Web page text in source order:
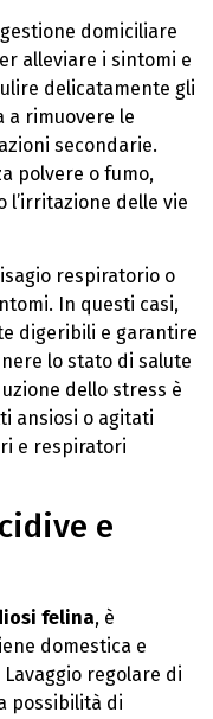
domiciliare
alleviare i sintomi e
delicatamente gli
a rimuovere le
secondarie.
polvere o fumo,
l’irritazione delle vie
respiratorio o
In questi casi,
digeribili e garantire
lo stato di salute
dello stress è
ansiosi o agitati
e respiratori
e
felina, è
domestica e
regolare di
possibilità di